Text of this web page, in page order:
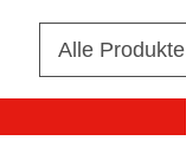
Alle Produkte